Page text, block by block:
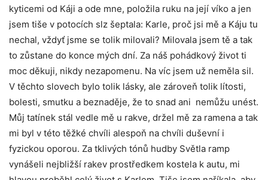
kyticemi od Káji a ode mne, položila ruku na její víko a jen
jsem tiše v potocích slz šeptala: Karle, proč jsi mě a Káju tu
nechal, vždyť jsme se tolik milovali? Milovala jsem tě a tak
to zůstane do konce mých dní. Za náš pohádkový život ti
moc děkuji, nikdy nezapomenu. Na víc jsem už neměla sil.
V těchto slovech bylo tolik lásky, ale zároveň tolik lítosti,
bolesti, smutku a beznaděje, že to snad ani nemůžu unést.
Můj tatínek stál vedle mě u rakve, držel mě za ramena a tak
mi byl v této těžké chvíli alespoň na chvíli duševní i
fyzickou oporou. Za tklivých tónů hudby Světla ramp
vynášeli nejbližší rakev prostředkem kostela k autu, mi